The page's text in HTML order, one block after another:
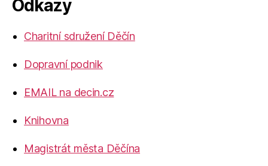
Odkazy
Charitní sdružení Děčín
Dopravní podnik
EMAIL na decin.cz
Knihovna
Magistrát města Děčína